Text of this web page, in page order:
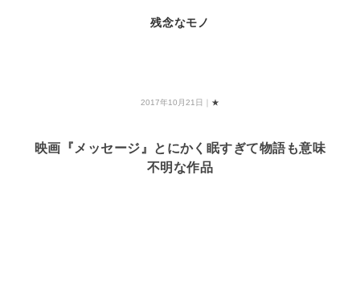
残念なモノ
2017年10月21日｜ ★
映画『メッセージ』とにかく眠すぎて物語も意味
不明な作品